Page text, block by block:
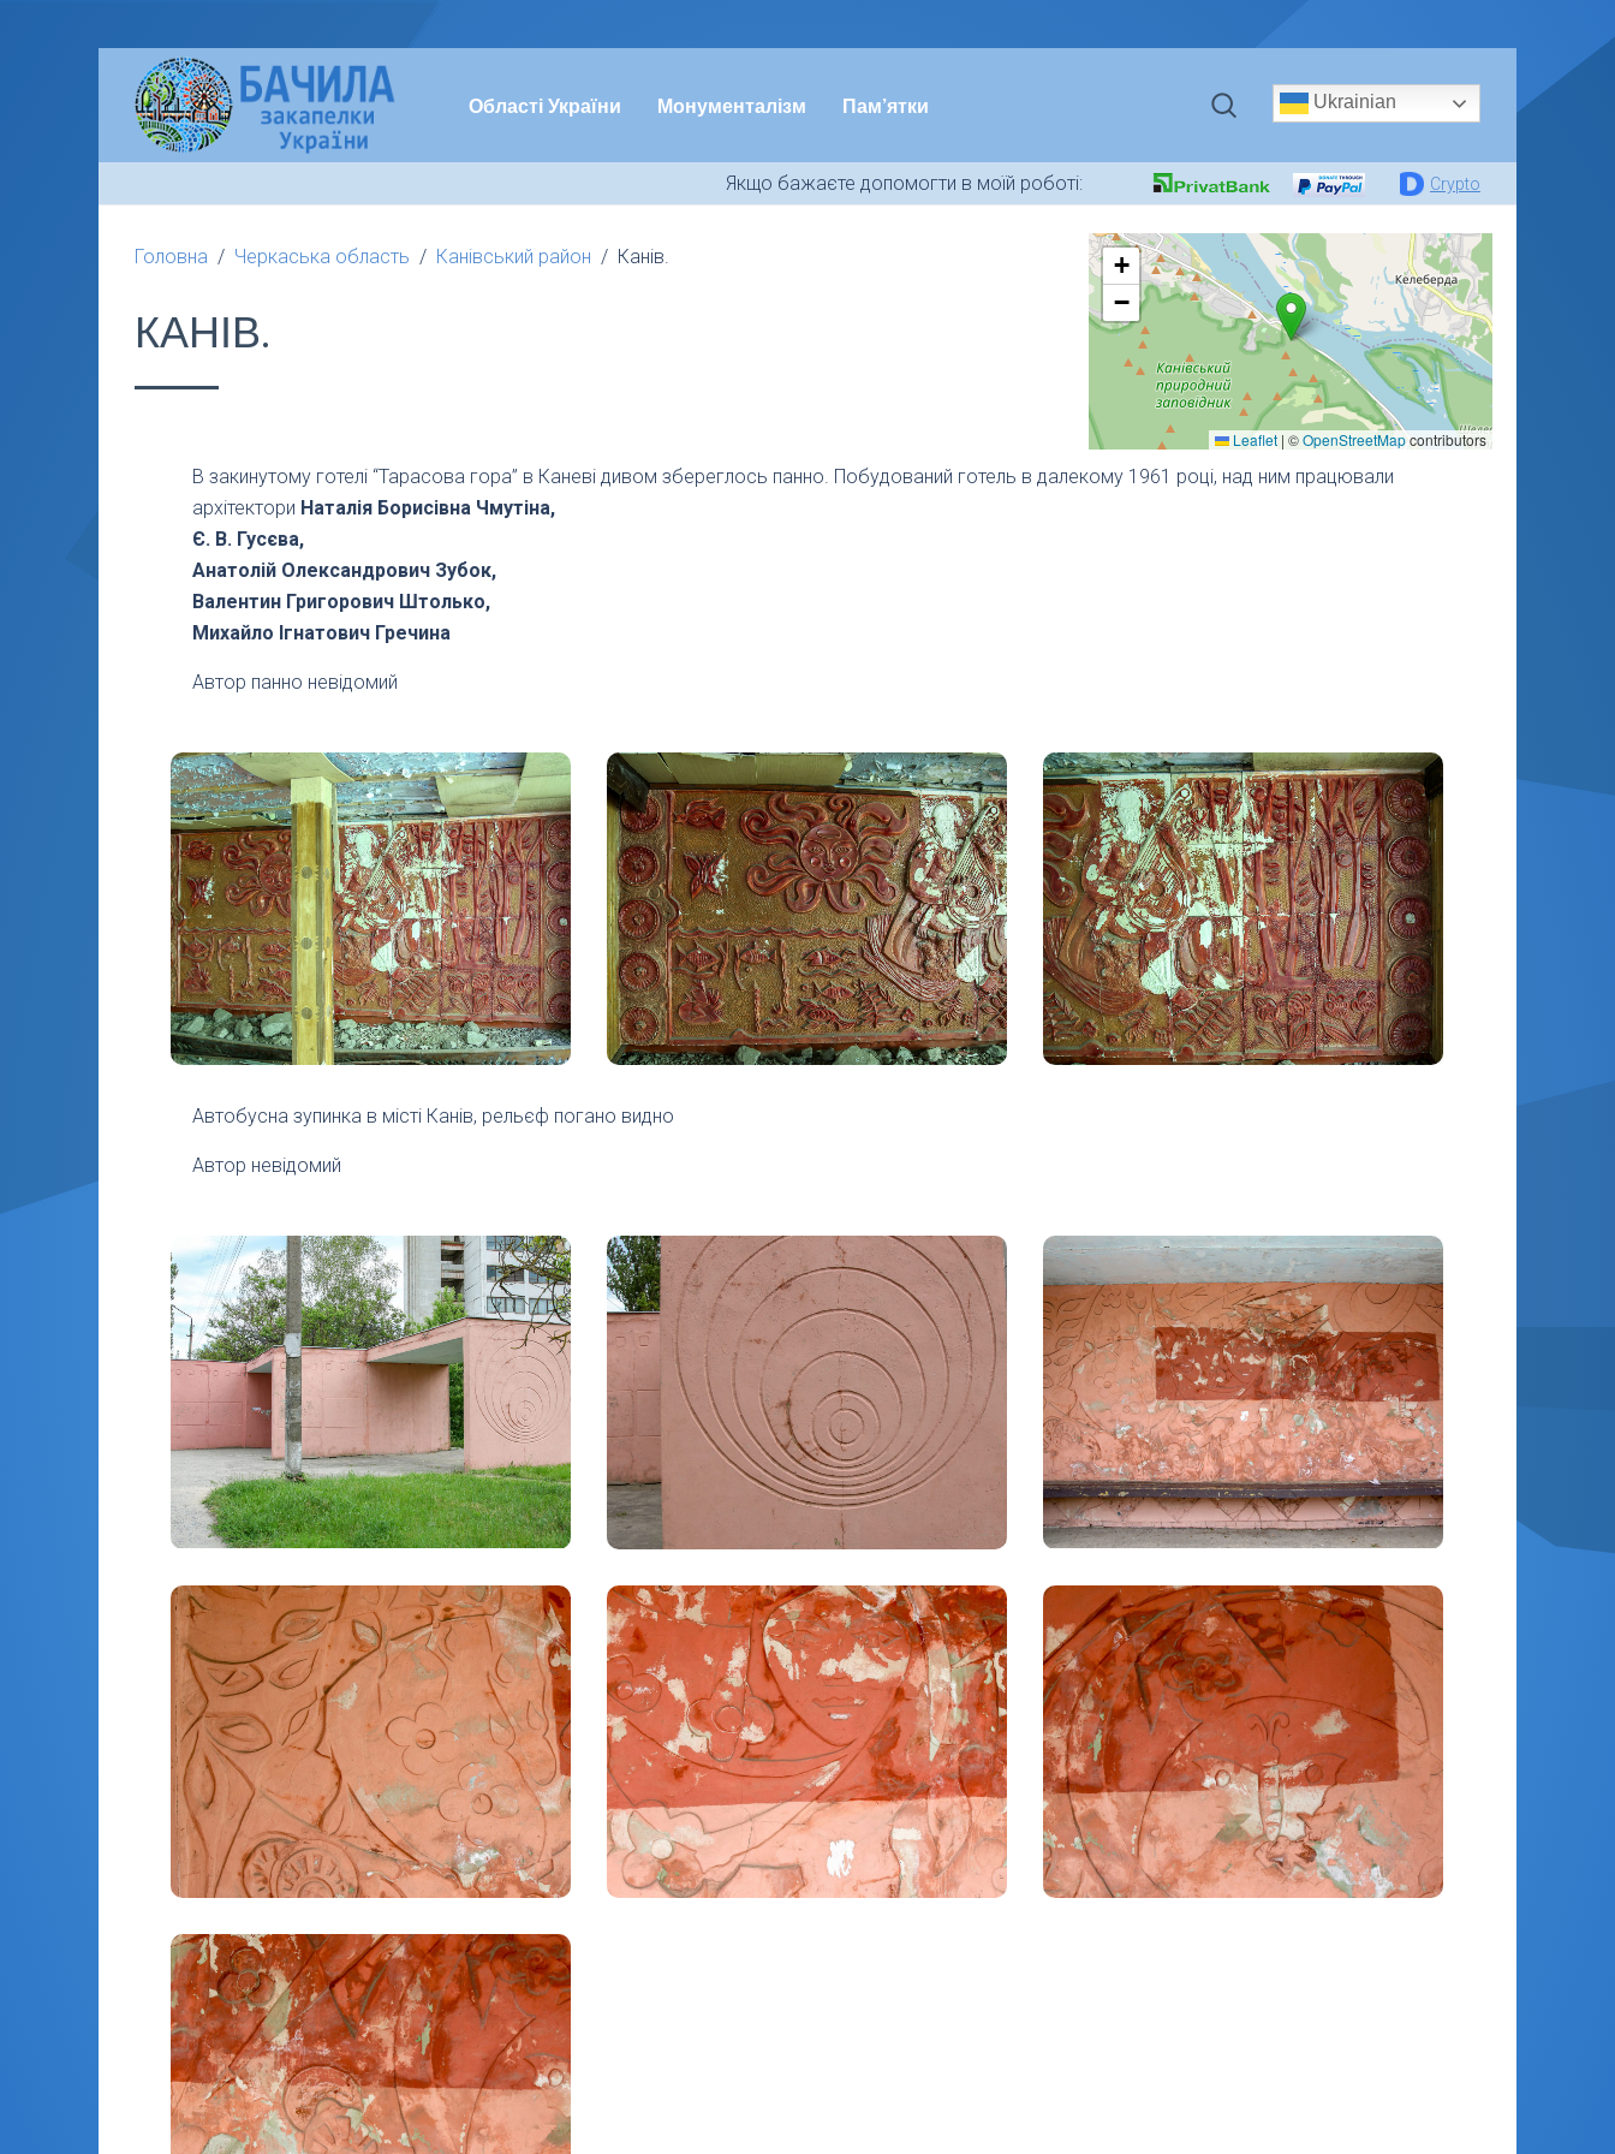
Області України Монументалізм Пам’ятки Ukrainian
Якщо бажаєте допомогти в моїй роботі: Crypto
Головна Черкаська область Канівський район Канів.
КАНІВ.
+
−
Leaflet | ©OpenStreetMapcontributors
В закинутому готелі “Тарасова гора” в Каневі дивом збереглось панно. Побудований готель в далекому 1961 році, над ним працювали
архітектори Наталія Борисівна Чмутіна,
Є. В. Гусєва,
Анатолій Олександрович Зубок,
Валентин Григорович Штолько,
Михайло Ігнатович Гречина
Автор панно невідомий
Автобусна зупинка в місті Канів, рельєф погано видно
Автор невідомий